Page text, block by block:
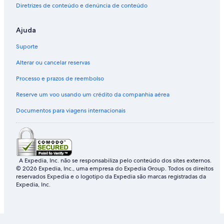
l
B
d
o
o
-
*
e
t
r
e
a
t
-
iw
s
a
r
a
l
F
i
e
d
y
o
y
l
c
s
n
y
e
a
c
h
|
B
a
C
I
n
.
Diretrizes de conteúdo e denúncia de conteúdo
Ajuda
Suporte
Alterar ou cancelar reservas
Processo e prazos de reembolso
Reserve um voo usando um crédito da companhia aérea
Documentos para viagens internacionais
A Expedia, Inc. não se responsabiliza pelo conteúdo dos sites externos.
© 2026 Expedia, Inc., uma empresa do Expedia Group. Todos os direitos
reservados Expedia e o logotipo da Expedia são marcas registradas da
Expedia, Inc.